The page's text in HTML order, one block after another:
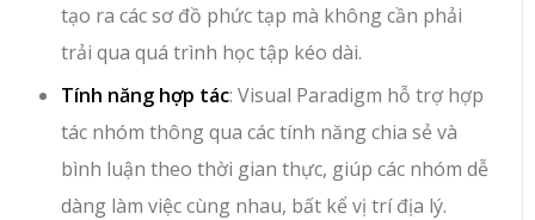
tạo ra các sơ đồ phức tạp mà không cần phải
trải qua quá trình học tập kéo dài.
Tính năng hợp tác: Visual Paradigm hỗ trợ hợp
tác nhóm thông qua các tính năng chia sẻ và
bình luận theo thời gian thực, giúp các nhóm dễ
dàng làm việc cùng nhau, bất kể vị trí địa lý.